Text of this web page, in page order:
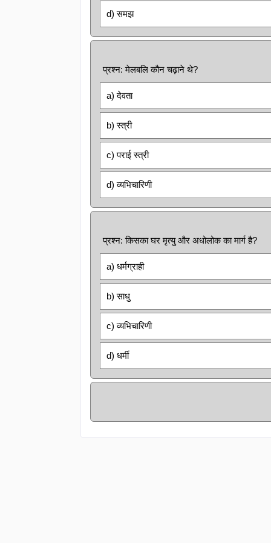
d) समझ
प्रश्न: मेलबलि कौन चढ़ाने थे?
a) देवता
b) स्त्री
c) पराई स्त्री
d) व्यभिचारिणी
प्रश्न: किसका घर मृत्यु और अधोलोक का मार्ग है?
a) धर्मग्राही
b) साधु
c) व्यभिचारिणी
d) धर्मी